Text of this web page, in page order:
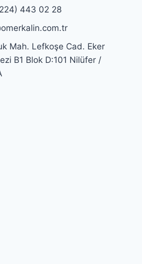
443 02 28
Mah. Lefkoşe Cad. Eker
B1 Blok D:101 Nilüfer /